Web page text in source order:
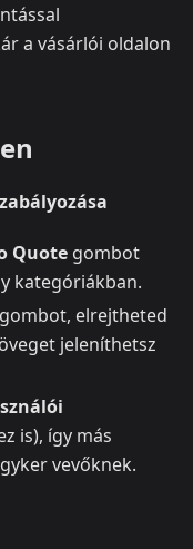
a vásárlói oldalon
Quote gombot
kategóriákban.
gombot, elrejtheted
jeleníthetsz
is), így más
vevőknek.